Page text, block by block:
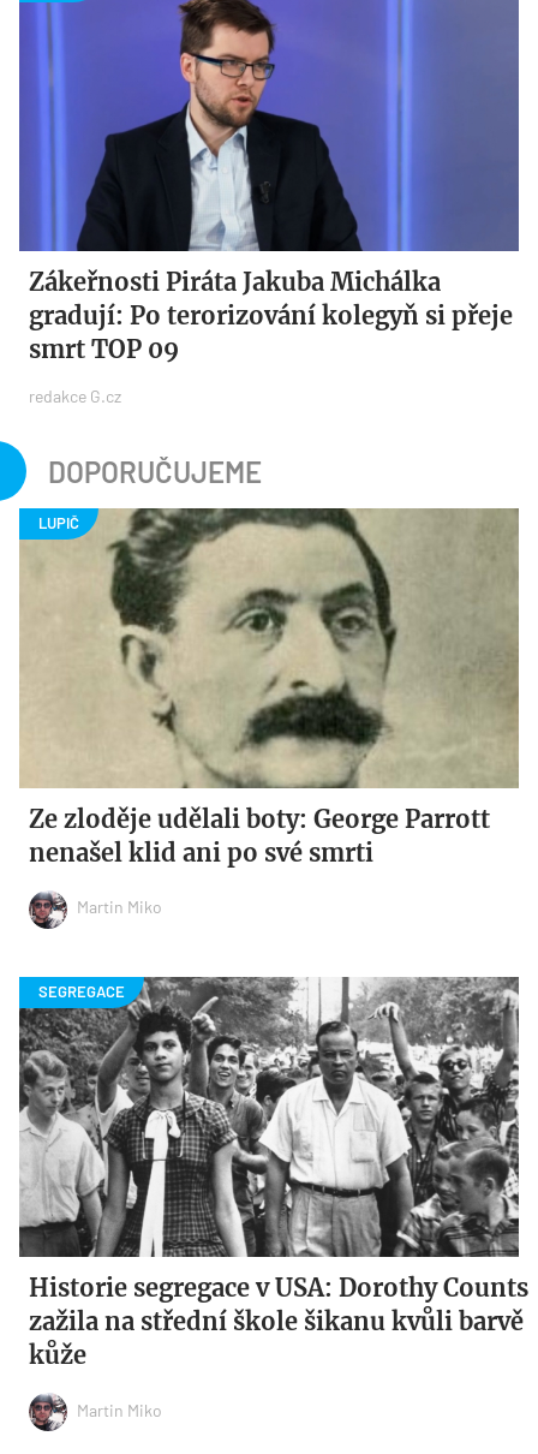
Zákeřnosti Piráta Jakuba Michálka
gradují: Po terorizování kolegyň si přeje
smrt TOP 09
redakce G.cz
DOPORUČUJEME
Ze zloděje udělali boty: George Parrott
nenašel klid ani po své smrti
Martin Miko
Historie segregace v USA: Dorothy Counts
zažila na střední škole šikanu kvůli barvě
kůže
Martin Miko